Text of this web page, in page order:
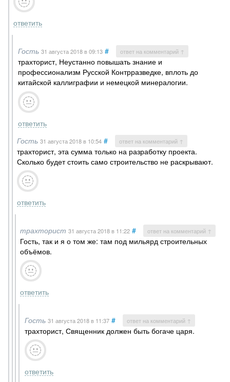
ответить
Гость 31 августа 2018в 09:13 # ответ на комментарий ↑
трахторист, Неустанно повышать знание и
профессионализм Русской Контрразведке, вплоть до
китайской каллиграфии и немецкой минералогии.
ответить
Гость 31 августа 2018в 10:54 # ответ на комментарий ↑
трахторист, эта сумма только на разработку проекта.
Сколько будет стоить само строительство не раскрывают.
ответить
трахторист 31 августа 2018в 11:22 # ответ на комментарий ↑
Гость, так и я о том же: там под мильярд строительных
объёмов.
ответить
Гость 31 августа 2018в 11:37 # ответ на комментарий ↑
трахторист, Священник должен быть богаче царя.
ответить